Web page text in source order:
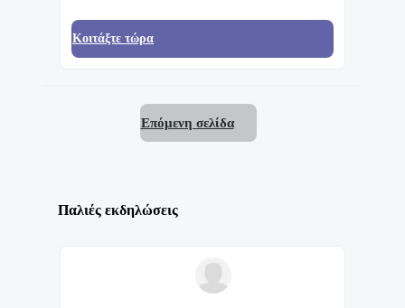
Κοιτάξτε τώρα
Επόμενη σελίδα
Παλιές εκδηλώσεις